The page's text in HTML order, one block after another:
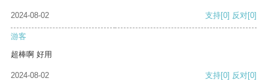
2024-08-02 支持[0] 反对[0]
游客
超棒啊 好用
2024-08-02 支持[0] 反对[0]